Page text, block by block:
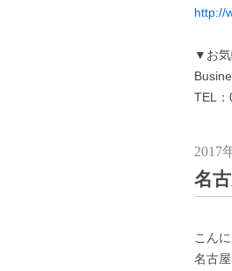
http://
▼お気
TEL
2017
名
こんに
名古